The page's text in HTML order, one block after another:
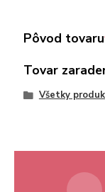
Pôvod tovaru
Tovar
Všetky